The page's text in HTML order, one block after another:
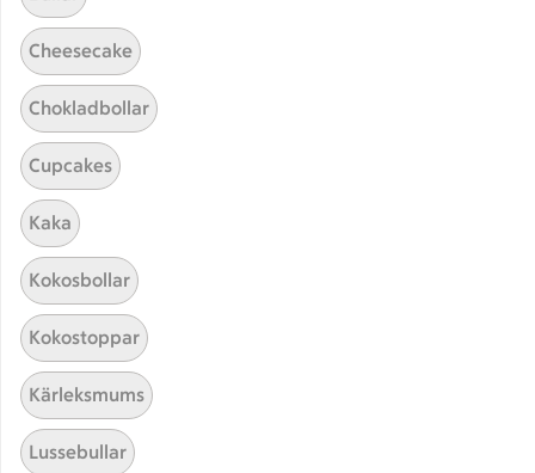
Testa att söka på något nytt, eller ta bort något av
Smoothie
Cheesecake
Chokladbollar
Cupcakes
Kaka
Kokosbollar
Kokostoppar
Kärleksmums
Lussebullar